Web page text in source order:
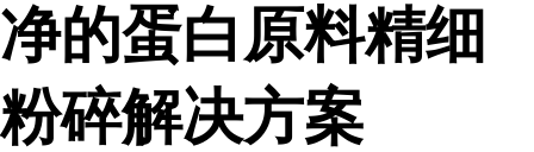
净的蛋白原料精细
粉碎解决方案